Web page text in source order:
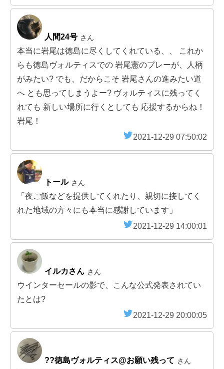
人間24号 さん
本当に岩尾は徳島に尽くしてくれている、、 これか
らも徳島ヴォルティスでの 岩尾憲のプレーが、人柄
がみたい? でも、だからこそ 岩尾さんの進みたい道
へ とも思ってしまうよー? ヴォルティスに残ってく
れても 新しい場所に行くとしても 応援するからね！
岩尾！
2021-12-29 07:50:02
トール さん
「夜ご飯などを提供してくれたり、親切に接してく
れた地域の方々にも本当に感謝しています」
2021-12-29 14:00:01
イルカさん さん
ウインターセールの影で、こんな公式発表されてい
たとは?
2021-12-29 20:00:05
??徳島ヴォルティス@お願い残って さん